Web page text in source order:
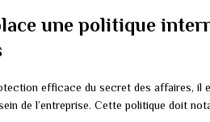
une politique
efficace du secret des affaires, il
de l’entreprise. Cette politique doit